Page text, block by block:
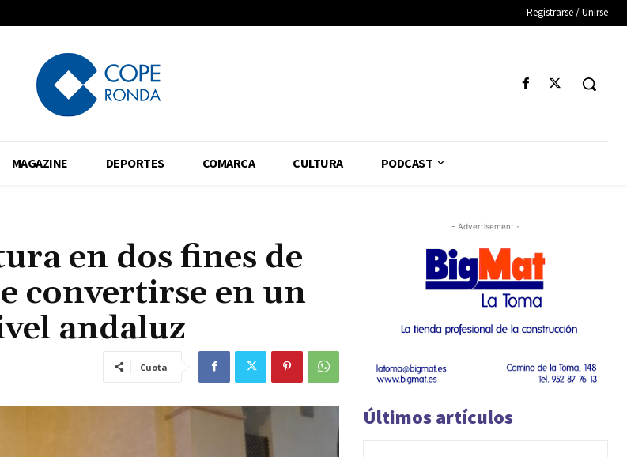
Registrarse / Unirse
MAGAZINE DEPORTES COMARCA CULTURA PODCAST
en dos fines de
convertirse en un
andaluz
Cuota
- Advertisement -
Últimos artículos